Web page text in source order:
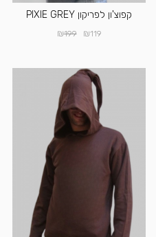
קפוצ'ון לפריקון PIXIE GREY
₪119
₪199